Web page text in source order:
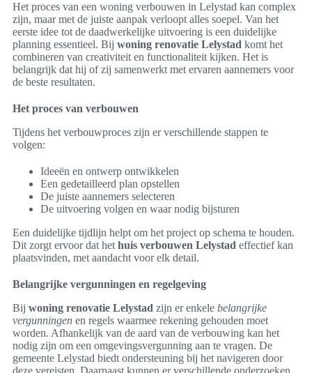
Het proces van een woning verbouwen in Lelystad kan complex
zijn, maar met de juiste aanpak verloopt alles soepel. Van het
eerste idee tot de daadwerkelijke uitvoering is een duidelijke
planning essentieel. Bij woning renovatie Lelystad komt het
combineren van creativiteit en functionaliteit kijken. Het is
belangrijk dat hij of zij samenwerkt met ervaren aannemers voor
de beste resultaten.
Het proces van verbouwen
Tijdens het verbouwproces zijn er verschillende stappen te
volgen:
Ideeën en ontwerp ontwikkelen
Een gedetailleerd plan opstellen
De juiste aannemers selecteren
De uitvoering volgen en waar nodig bijsturen
Een duidelijke tijdlijn helpt om het project op schema te houden.
Dit zorgt ervoor dat het huis verbouwen Lelystad effectief kan
plaatsvinden, met aandacht voor elk detail.
Belangrijke vergunningen en regelgeving
Bij woning renovatie Lelystad zijn er enkele belangrijke
vergunningen en regels waarmee rekening gehouden moet
worden. Afhankelijk van de aard van de verbouwing kan het
nodig zijn om een omgevingsvergunning aan te vragen. De
gemeente Lelystad biedt ondersteuning bij het navigeren door